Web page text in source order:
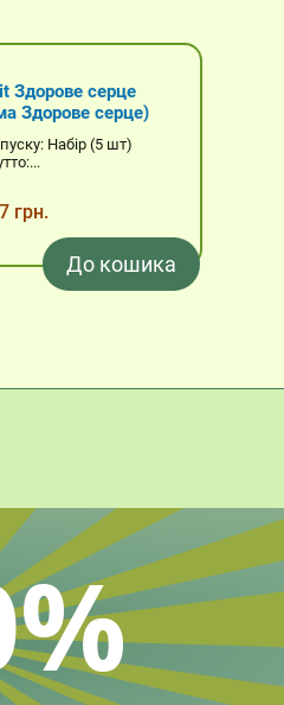
Здорове серце
Здорове серце)
Набір (5 шт)
грн.
До кошика